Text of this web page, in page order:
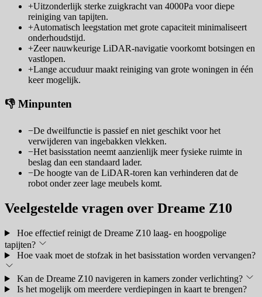
+Uitzonderlijk sterke zuigkracht van 4000Pa voor diepe
reiniging van tapijten.
+Automatisch leegstation met grote capaciteit minimaliseert
onderhoudstijd.
+Zeer nauwkeurige LiDAR-navigatie voorkomt botsingen en
vastlopen.
+Lange accuduur maakt reiniging van grote woningen in één
keer mogelijk.
👎 Minpunten
−De dweilfunctie is passief en niet geschikt voor het
verwijderen van ingebakken vlekken.
−Het basisstation neemt aanzienlijk meer fysieke ruimte in
beslag dan een standaard lader.
−De hoogte van de LiDAR-toren kan verhinderen dat de
robot onder zeer lage meubels komt.
Veelgestelde vragen over Dreame Z10
Hoe effectief reinigt de Dreame Z10 laag- en hoogpolige
tapijten?
Hoe vaak moet de stofzak in het basisstation worden vervangen?
Kan de Dreame Z10 navigeren in kamers zonder verlichting?
Is het mogelijk om meerdere verdiepingen in kaart te brengen?